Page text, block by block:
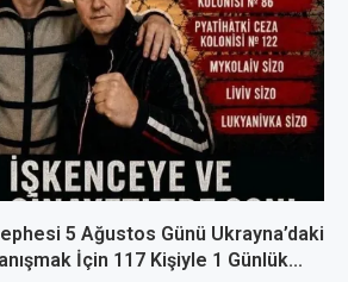
5 Ağustos Günü Ukrayna’daki
İçin 117 Kişiyle 1 Günlük...